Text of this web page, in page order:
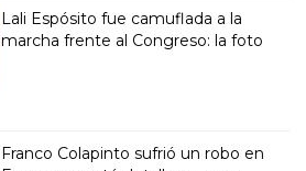
Lali Espósito fue camuflada a la
marcha frente al Congreso: la foto
Franco Colapinto sufrió un robo en